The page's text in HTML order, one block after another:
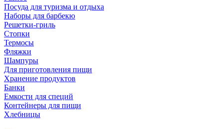
Посуда для туризма и отдыха
Наборы для барбекю
Решетки-гриль
Стопки
Термосы
Фляжки
Шампуры
Для приготовления пищи
Хранение продуктов
Банки
Емкости для специй
Контейнеры для пищи
Хлебницы